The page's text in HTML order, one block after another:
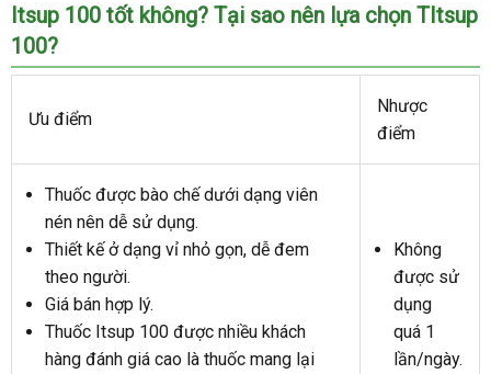
Itsup 100 tốt khônghỗ
? Tại sao nên lựa chọn TItsup
100?
Ưu điểm
Nhược
điểm
Thuốc lắp
đặt
được bào chế dưới dạng viên
nén nên dễ sử dụng.
Thiết kế ở dạng vỉ nhỏ gọnbảng
, dễ đem
theo người.
Giá bán hợp lý.
Thuốc Itsup 100 chính
hãng
được nhiều khách
hàng đánh giá cao là thuốc mang lại
Không
tặng
được sử
dụng
hàng
quá 1
lần/ngày.